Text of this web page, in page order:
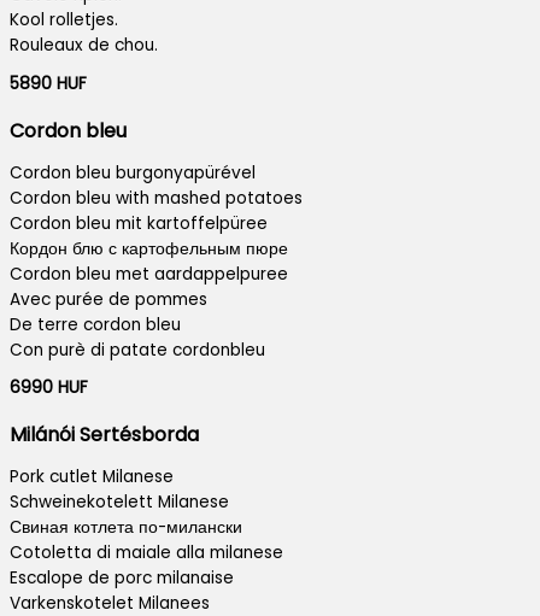
Kool rolletjes.
Rouleaux de chou.
5890 HUF
Cordon bleu
Cordon bleu burgonyapürével
Cordon bleu with mashed potatoes
Cordon bleu mit kartoffelpüree
Кордон блю с картофельным пюре
Cordon bleu met aardappelpuree
Avec purée de pommes
De terre cordon bleu
Con purè di patate cordonbleu
6990 HUF
Milánói Sertésborda
Pork cutlet Milanese
Schweinekotelett Milanese
Свиная котлета по-милански
Cotoletta di maiale alla milanese
Escalope de porc milanaise
Varkenskotelet Milanees